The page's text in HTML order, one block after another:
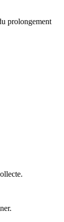
prolongement